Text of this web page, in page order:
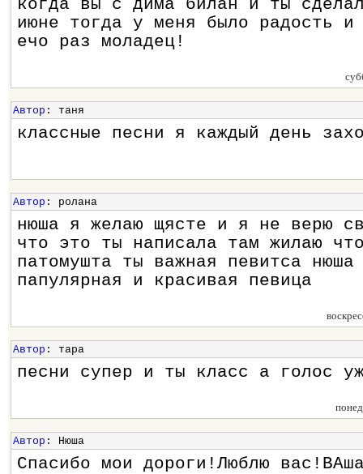
когда вы с дима билан и ты
июне тогда у меня было радость и
ечо раз моладец!
Автор : таня
классные песни я каждый день
Автор : ролана
нюша я желаю щясте и я не верю
что это ты написала там жилаю
патомушта ты важная певитса нюша
папулярная и красивая певица
Автор : тара
песни супер и ты класс а голос
Автор : Нюша
Спасибо мои дороги!Люблю